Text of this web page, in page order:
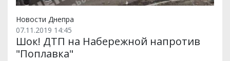
Новости Днепра
07.11.2019 14:45
Шок! ДТП на Набережной напротив
"Поплавка"